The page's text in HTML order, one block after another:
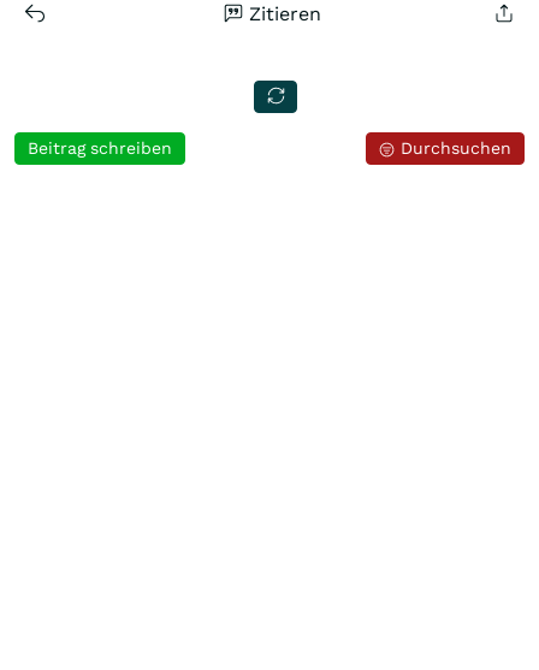
Zitieren
Durchsuchen
Beitrag schreiben